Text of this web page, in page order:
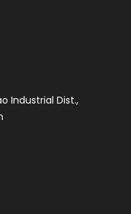
Industrial Dist.,